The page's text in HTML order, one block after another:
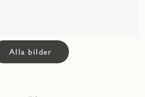
Alla bilder